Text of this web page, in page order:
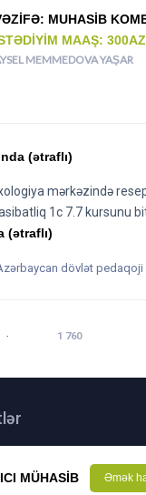
MUHASIB
MAAŞ:
MEMMEDOVA YAŞAR
(ətraflı)
mərkəzində
1c 7.7 kursunu
(ətraflı)
dövlət
1 760
MÜHASIB Əmək